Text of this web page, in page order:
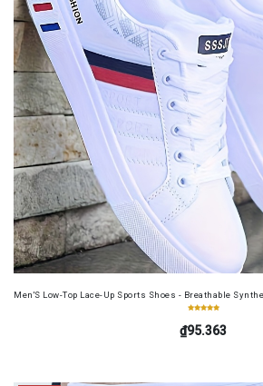
Men'S Low-Top Lace-Up Sports Shoes - Breathable
₫95.363